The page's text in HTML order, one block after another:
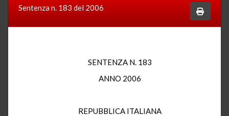
Sentenza n. 183 del 2006
SENTENZA N. 183
ANNO 2006
REPUBBLICA ITALIANA